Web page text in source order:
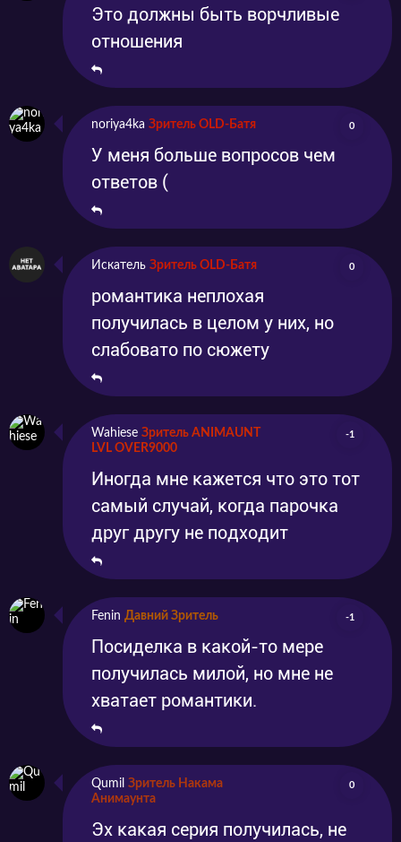
Это должны быть ворчливые
отношения
noriya4ka Зритель OLD-Батя 0
У меня больше вопросов чем
ответов (
Искатель Зритель OLD-Батя 0
романтика неплохая
получилась в целом у них, но
слабовато по сюжету
Wahiese Зритель ANIMAUNT
LVL OVER9000
-1
Иногда мне кажется что это тот
самый случай, когда парочка
друг другу не подходит
Fenin Давний Зритель -1
Посиделка в какой-то мере
получилась милой, но мне не
хватает романтики.
Qumil Зритель Накама
Анимаунта
0
Эх какая серия получилась, не